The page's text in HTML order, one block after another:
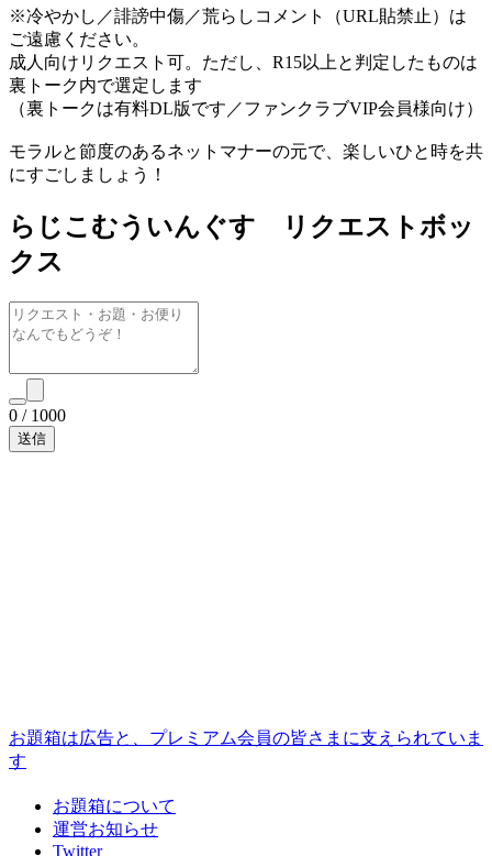
※冷やかし／誹謗中傷／荒らしコメント（URL貼禁止）は
ご遠慮ください。
成人向けリクエスト可。ただし、R15以上と判定したものは
裏トーク内で選定します
（裏トークは有料DL版です／ファンクラブVIP会員様向け）
モラルと節度のあるネットマナーの元で、楽しいひと時を共
にすごしましょう！
らじこむういんぐす リクエストボッ
クス
0 / 1000
お題箱は広告と、プレミアム会員の皆さまに支えられていま
す
お題箱について
運営お知らせ
Twitter